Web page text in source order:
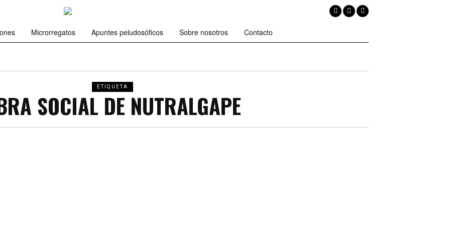
Microrregatos Apuntes peludosóficos Sobre nosotros Contacto
ETIQUETA
SOCIAL DE NUTRALGAPE